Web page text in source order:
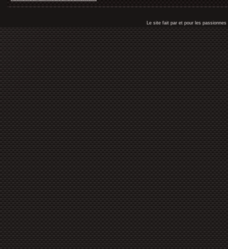
Le site fait par et pour les